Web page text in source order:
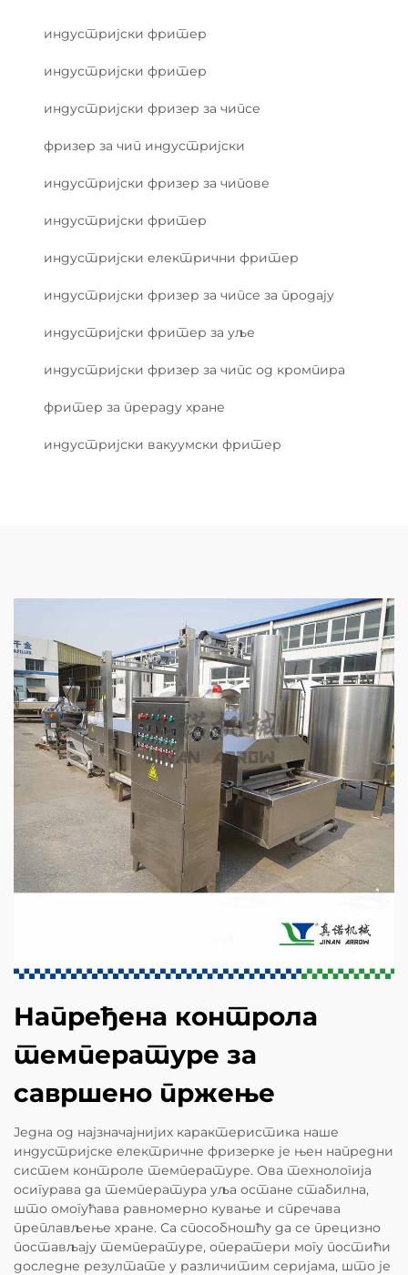
индустријски фритер
индустријски фритер
индустријски фризер за чипсе
фризер за чип индустријски
индустријски фризер за чипове
индустријски фритер
индустријски електрични фритер
индустријски фризер за чипсе за продају
индустријски фритер за уље
индустријски фризер за чипс од кромпира
фритер за прераду хране
индустријски вакуумски фритер
Напређена контрола
температуре за
савршено пржење
Једна од најзначајнијих карактеристика наше
индустријске електричне фризерке је њен напредни
систем контроле температуре. Ова технологија
осигурава да температура уља остане стабилна,
што омогућава равномерно кување и спречава
преплављење хране. Са способношћу да се прецизно
постављају температуре, оператери могу постићи
доследне резултате у различитим серијама, што је